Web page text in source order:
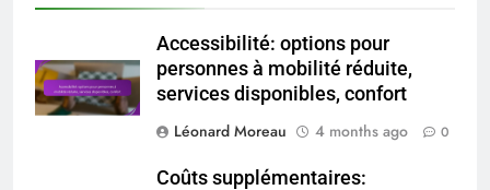
Accessibilité: options pour
personnes à mobilité réduite,
services disponibles, confort
Léonard Moreau
4 months ago 0
Coûts supplémentaires: